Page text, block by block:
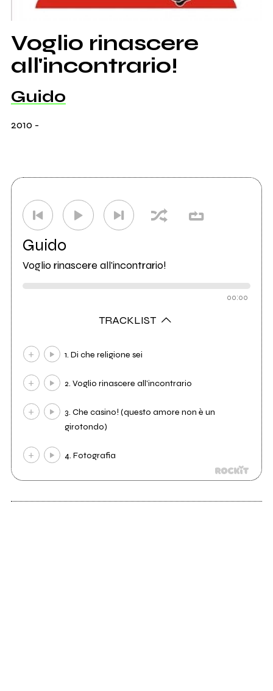
Voglio rinascere
all'incontrario!
Guido
2010-
Guido
Voglio rinascere all'incontrario!
00:00
TRACKLIST
1. Di che religione sei
2. Voglio rinascere all'incontrario
3. Che casino! (questo amore non è un
girotondo)
4. Fotografia